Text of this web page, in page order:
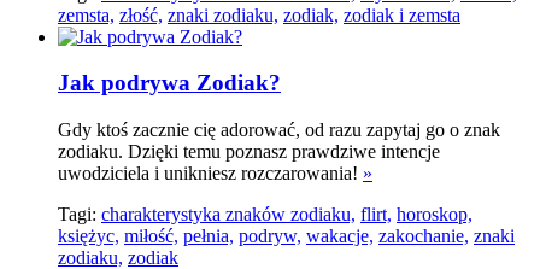
zemsta, złość, znaki zodiaku, zodiak, zodiak i zemsta
Jak podrywa Zodiak?
Gdy ktoś zacznie cię adorować, od razu zapytaj go o znak
zodiaku. Dzięki temu poznasz prawdziwe intencje
uwodziciela i unikniesz rozczarowania! »
Tagi: charakterystyka znaków zodiaku, flirt, horoskop,
księżyc, miłość, pełnia, podryw, wakacje, zakochanie, znaki
zodiaku, zodiak